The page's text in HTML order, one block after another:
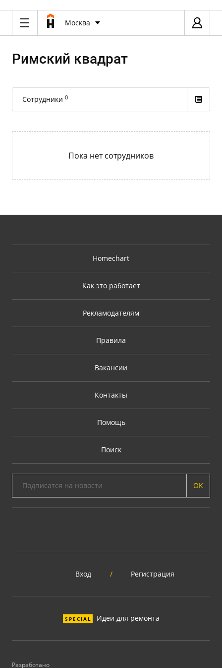
Москва
Римский квадрат
Сотрудники 0
Пока нет сотрудников
Homechart
Как это работает
Рекламодателям
Правила
Вакансии
Контакты
Помощь
Поиск
ОК
Вход / Регистрация
SPECIAL Идеи для ремонта
Разработано